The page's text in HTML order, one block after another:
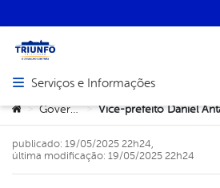
Abrir menu principal de navegação
Serviços e Informações
Você está aqui:
> Governo >
publicado: 19/05/2025 22h24,
última modificação: 19/05/2025 22h24